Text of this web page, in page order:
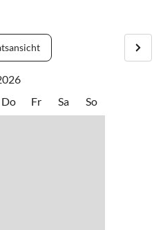
ab, fahren in den Ort, es ist
ein grünes Haus.
Do Fr Sa So